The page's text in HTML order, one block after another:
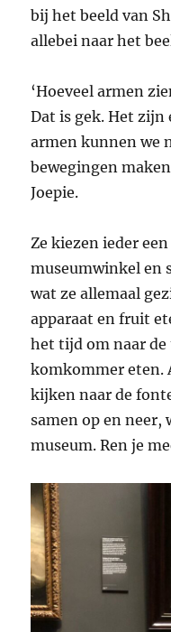
bij het beeld van
allebei naar het
‘Hoeveel armen
Dat is gek. Het zijn
armen kunnen we
bewegingen
Joepie.
Ze kiezen ieder
museumwinkel en
wat ze allemaal
apparaat en fruit
het tijd om naar
komkommer eten.
kijken naar de
samen op en
museum. Ren je